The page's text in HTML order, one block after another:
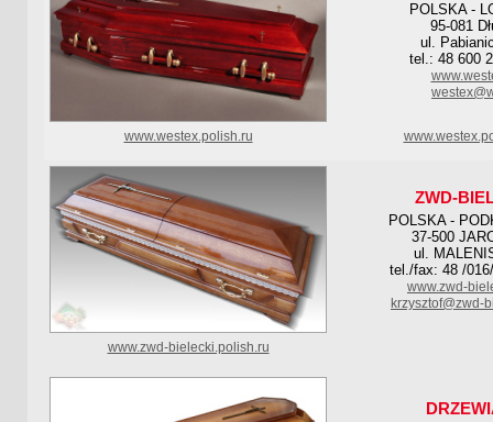
POLSKA -
95-081
ul.
tel.: 48 600
www.westex.polish.ru
ZWD-
POLSKA -
37-500
ul.
tel./fax: 48 /
www.zwd-
krzysztof@zwd-
www.zwd-bielecki.polish.ru